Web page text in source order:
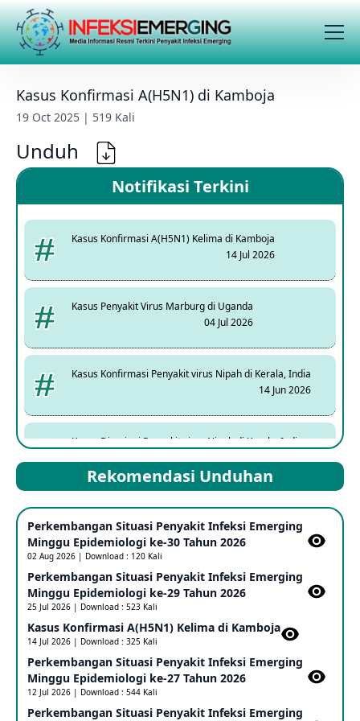
Kasus Konfirmasi A(H5N1) di Kamboja
19 Oct 2025 | 519 Kali
Unduh
Notifikasi Terkini
Kasus Konfirmasi A(H5N1) Kelima di Kamboja
14 Jul 2026
Kasus Penyakit Virus Marburg di Uganda
04 Jul 2026
Kasus Konfirmasi Penyakit virus Nipah di Kerala, India
14 Jun 2026
Kasus Dicurigai Penyakit virus Nipah di Kerala, India
Mpox Clade 1b di Taiwan
25 May 2026
Update Informasi PHEIC Penyakit Ebola
23 May 2026
Penetapan Outbreak Penyakit Ebola di RD Kongo dan
Uganda Sebagai PHEIC
17 May 2026
Rekomendasi Unduhan
Perkembangan Situasi Penyakit Infeksi Emerging
Minggu Epidemiologi ke-30 Tahun 2026
02 Aug 2026 | Download : 120 Kali
Perkembangan Situasi Penyakit Infeksi Emerging
Minggu Epidemiologi ke-29 Tahun 2026
25 Jul 2026 | Download : 523 Kali
Kasus Konfirmasi A(H5N1) Kelima di Kamboja​
14 Jul 2026 | Download : 325 Kali
Perkembangan Situasi Penyakit Infeksi Emerging
Minggu Epidemiologi ke-27 Tahun 2026
12 Jul 2026 | Download : 544 Kali
Perkembangan Situasi Penyakit Infeksi Emerging